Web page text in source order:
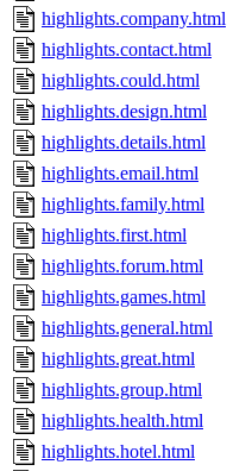
highlights.company.html
highlights.contact.html
highlights.could.html
highlights.design.html
highlights.details.html
highlights.email.html
highlights.family.html
highlights.first.html
highlights.forum.html
highlights.games.html
highlights.general.html
highlights.great.html
highlights.group.html
highlights.health.html
highlights.hotel.html